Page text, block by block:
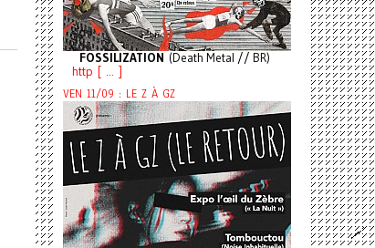
FOSSILIZATION (Death Metal // BR)
http [ ... ]
VEN 11/09 : LE Z À GZ